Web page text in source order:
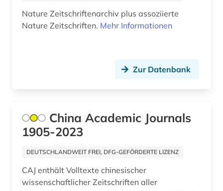
klimaänderung (1)
kongressbericht (1)
kunst (4)
künste (1)
Nature Zeitschriftenarchiv plus assoziierte
Nature Zeitschriften. Mehr Informationen
Zur Datenbank
China Academic Journals
1905-2023
DEUTSCHLANDWEIT FREI, DFG-GEFÖRDERTE LIZENZ
CAJ enthält Volltexte chinesischer
wissenschaftlicher Zeitschriften aller